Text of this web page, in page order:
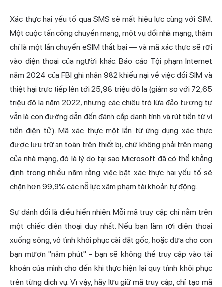
Xác thực hai yếu tố qua SMS sẽ mất hiệu lực cùng với SIM.
Một cuộc tấn công chuyển mạng, một vụ đổi nhà mạng, thậm
chí là một lần chuyển eSIM thất bại — và mã xác thực sẽ rơi
vào điện thoại của người khác. Báo cáo Tội phạm Internet
năm 2024 của FBI ghi nhận 982 khiếu nại về việc đổi SIM và
thiệt hại trực tiếp lên tới 25,98 triệu đô la (giảm so với 72,65
triệu đô la năm 2022, nhưng các chiêu trò lừa đảo tương tự
vẫn là con đường dẫn đến đánh cắp danh tính và rút tiền từ ví
tiền điện tử). Mã xác thực một lần từ ứng dụng xác thực
được lưu trữ an toàn trên thiết bị, chứ không phải trên mạng
của nhà mạng, đó là lý do tại sao Microsoft đã có thể khẳng
định trong nhiều năm rằng việc bật xác thực hai yếu tố sẽ
chặn hơn 99,9% các nỗ lực xâm phạm tài khoản tự động.
Sự đánh đổi là điều hiển nhiên. Mỗi mã truy cập chỉ nằm trên
một chiếc điện thoại duy nhất. Nếu bạn làm rơi điện thoại
xuống sông, vô tình khôi phục cài đặt gốc, hoặc đưa cho con
bạn mượn "năm phút" - bạn sẽ không thể truy cập vào tài
khoản của mình cho đến khi thực hiện lại quy trình khôi phục
trên từng dịch vụ. Vì vậy, hãy lưu giữ mã truy cập, chỉ tạo mã